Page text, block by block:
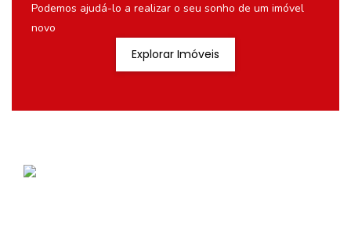
Podemos ajudá-lo a realizar o seu sonho de um imóvel
novo
Explorar Imóveis